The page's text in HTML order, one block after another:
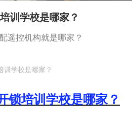
训学校是哪家？
遥控机构就是哪家？
训学校是哪家？
锁培训学校是哪家？